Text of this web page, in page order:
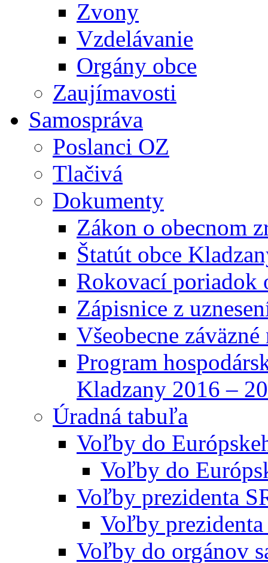
Zvony
Vzdelávanie
Orgány obce
Zaujímavosti
Samospráva
Poslanci OZ
Tlačivá
Dokumenty
Zákon o obecnom
Štatút obce
Rokovací poriadok
Zápisnice z
Všeobecne
Program
Kladzany 2016 –
Úradná tabuľa
Voľby do
Voľby do
Voľby prezidenta
Voľby
Voľby do orgánov